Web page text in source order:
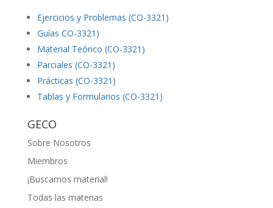
Ejercicios y Problemas (CO-3321)
Guías CO-3321)
Material Teórico (CO-3321)
Parciales (CO-3321)
Prácticas (CO-3321)
Tablas y Formularios (CO-3321)
GECO
Sobre Nosotros
Miembros
¡Buscamos material!
Todas las materias